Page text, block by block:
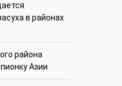
в районах
района
Азии